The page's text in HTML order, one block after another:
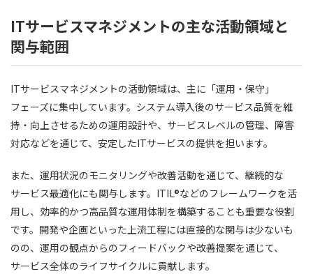
ITサービスマネジメントの主な活動領域と
関与範囲
ITサービスマネジメントの活動領域は、主に「運用・保守」
フェーズに集中しています。システム導入後のサービス品質を維
持・向上させるための運用設計や、サービスレベルの管理、障害
対応などを通じて、安定したITサービスの提供を担います。
また、運用状況のモニタリングや改善活動を通じて、継続的な
サービス最適化にも関与します。ITIL®などのフレームワークを活
用し、効率的かつ高品質な運用体制を構築することも重要な役割
です。開発や企画といった上流工程には直接的な関与は少ないも
のの、運用の観点からのフィードバックや改善提案を通じて、
サービス全体のライフサイクルに貢献します。